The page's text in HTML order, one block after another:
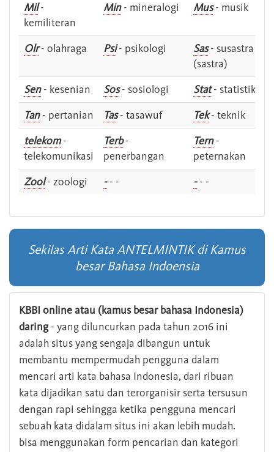
Mil-
kemiliteran
Min- mineralogi Mus- musik
Olr- olahraga Psi- psikologi Sas- susastra -
(sastra)
Sen- kesenian Sos- sosiologi Stat- statistik
Tan- pertanian Tas- tasawuf Tek- teknik
telekom-
telekomunikasi
Terb-
penerbangan
Tern-
peternakan
Zool- zoologi -- - -- -
Sekilas Arti Kata ANTELMINTIK di Kamus
besar Bahasa Indoensia
KBBI online atau (kamus besar bahasa Indonesia)
daring- yang diluncurkan pada tahun 2016 ini
adalah situs yang sengaja dibangun untuk
membantu mempermudah pengguna dalam
mencari arti kata bahasa Indonesia, dari ribuan
kata dijadikan satu dan terorganisir serta tersusun
dengan rapi sehingga ketika pengguna mencari
sebuah kata didalam situs ini akan lebih mudah.
bisa menggunakan form pencarian dan kategori